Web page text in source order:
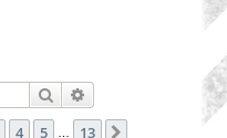
搜尋
頁)
4 5 13